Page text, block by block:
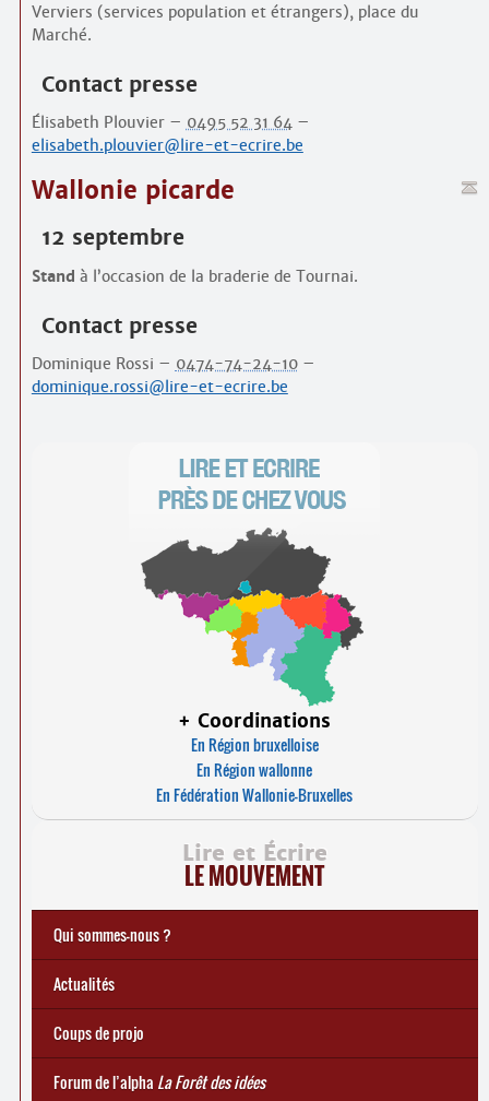
Verviers (services population et étrangers), place du
Marché.
Contact presse
Élisabeth Plouvier – 0495 52 31 64–
elisabeth.plouvier@lire-et-ecrire.be
Wallonie picarde
12 septembre
Stand à l’occasion de la braderie de Tournai.
Contact presse
Dominique Rossi – 0474-74-24-10–
dominique.rossi@lire-et-ecrire.be
+ Coordinations
En Région bruxelloise
En Région wallonne
En Fédération Wallonie-Bruxelles
Lire et Écrire
LE MOUVEMENT
Qui sommes-nous ?
Notre histoire
Le mouvement Lire et Écrire
Charte de Lire et Écrire
Actions de recherches et études
Actions de formations de formateurs
... Tous les articles
Actualités
Coups de projo
Forum de l’alpha La Forêt des idées